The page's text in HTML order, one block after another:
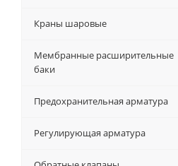
Краны шаровые
Мембранные расширительные
баки
Предохранительная арматура
Регулирующая арматура